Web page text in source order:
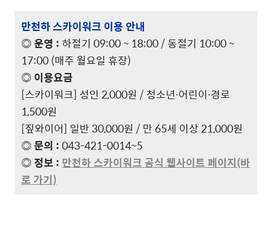
만천하 스카이워크 이용 안내
◎ 운영 :하절기 09:00 ~ 18:00 / 동절기 10:00 ~
17:00 (매주 월요일 휴장)
◎ 이용요금
[스카이워크] 성인 2,000원 / 청소년∙어린이∙경로
1,500원
[짚와이어] 일반 30,000원 / 만 65세 이상 21,000원
◎ 문의 :043-421-0014~5
◎ 정보 : 만천하 스카이워크 공식 웹사이트 페이지(바
로 가기)